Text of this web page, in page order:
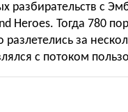
разбирательств с
Heroes. Тогда 780
за
с потоком